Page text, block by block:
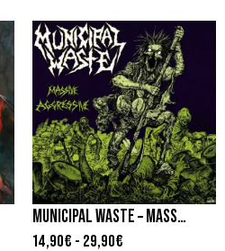
MUNICIPAL WASTE – MASSIVE AGGRESSIVE
14,90€ - 29,90€